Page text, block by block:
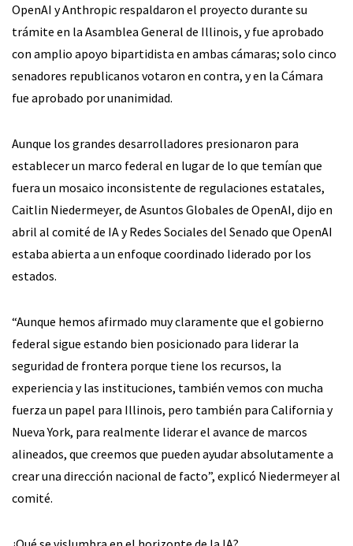
OpenAI y Anthropic respaldaron el proyecto durante su
trámite en la Asamblea General de Illinois, y fue aprobado
con amplio apoyo bipartidista en ambas cámaras; solo cinco
senadores republicanos votaron en contra, y en la Cámara
fue aprobado por unanimidad.
Aunque los grandes desarrolladores presionaron para
establecer un marco federal en lugar de lo que temían que
fuera un mosaico inconsistente de regulaciones estatales,
Caitlin Niedermeyer, de Asuntos Globales de OpenAI, dijo en
abril al comité de IA y Redes Sociales del Senado que OpenAI
estaba abierta a un enfoque coordinado liderado por los
estados.
“Aunque hemos afirmado muy claramente que el gobierno
federal sigue estando bien posicionado para liderar la
seguridad de frontera porque tiene los recursos, la
experiencia y las instituciones, también vemos con mucha
fuerza un papel para Illinois, pero también para California y
Nueva York, para realmente liderar el avance de marcos
alineados, que creemos que pueden ayudar absolutamente a
crear una dirección nacional de facto”, explicó Niedermeyer al
comité.